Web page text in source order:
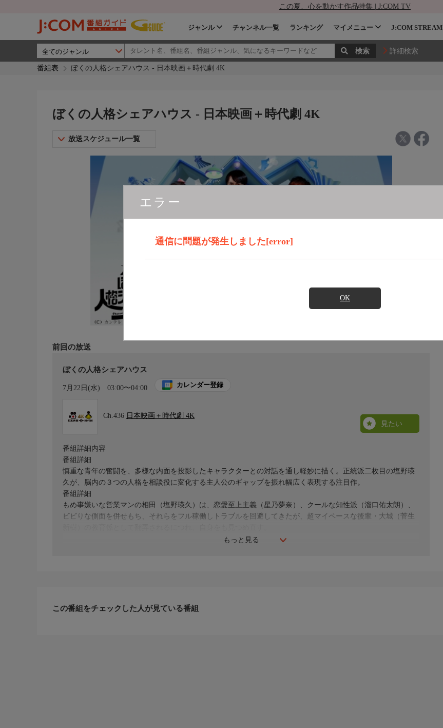
この夏、心を動かす作品特集 | J:COM TV
ジャンル チャンネル一覧 ランキング マイメニュー J:COM STREAM
詳細検索
番組表 ぼくの人格シェアハウス - 日本映画＋時代劇 4K
エラー
通信に問題が発生しました[error]
OK
ぼくの人格シェアハウス - 日本映画＋時代劇 4K
放送スケジュール一覧
前回の放送
ぼくの人格シェアハウス
7月22日(水) 03:00〜04:00 カレンダー登録
Ch.436 日本映画＋時代劇 4K
見たい
もっと見る
番組詳細内容
番組詳細
慎重な青年の奮闘を、多様な内面を投影したキャラクターとの対話を通し軽妙に描く。正統派二枚目の塩野瑛
久が、脳内の３つの人格を相談役に変化する主人公のギャップを振れ幅広く表現する注目作。
番組詳細
もめ事嫌いな営業マンの相田（塩野瑛久）は、恋愛至上主義（星乃夢奈）、クールな知性派（溜口佑太朗）、
ビビりな側面を併せもち、それらをフル稼働しトラブルを回避してきたが、超マイペースな後輩・大城（菅生
この番組をチェックした人が見ている番組